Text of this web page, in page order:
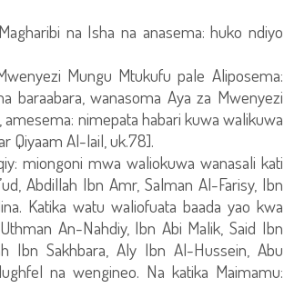
na Isha na anasema: huko ndiyo
Mungu Mtukufu pale Aliposema:
baraabara, wanasoma Aya za Mwenyezi
amesema: nimepata habari kuwa walikuwa
Qiyaam Al-lail, uk.78].
miongoni mwa waliokuwa wanasali kati
Abdillah Ibn Amr, Salman Al-Farisy, Ibn
Katika watu waliofuata baada yao kwa
An-Nahdiy, Ibn Abi Malik, Said Ibn
Ibn Sakhbara, Aly Ibn Al-Hussein, Abu
na wengineo. Na katika Maimamu: